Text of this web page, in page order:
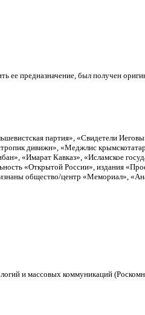
предназначение, был получен
партия», «Свидетели
дивижн», «Меджлис
«Имарат Кавказ», «Исламское
«Открытой России», издания
общество/центр «Мемориал»,
и массовых коммуникаций